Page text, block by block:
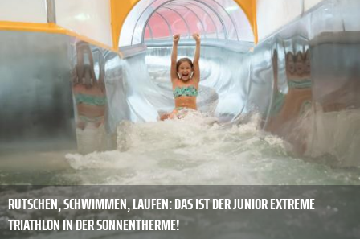
RUTSCHEN, SCHWIMMEN, LAUFEN: DAS IST DER JUNIOR EXTREME
TRIATHLON IN DER SONNENTHERME!